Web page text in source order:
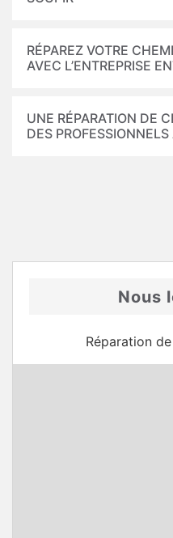
RÉPAREZ VOTRE
AVEC L’ENTREPRISE
UNE RÉPARATION DE
DES PROFESSIONNELS
Nous
Réparation